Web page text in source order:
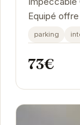
Equipé
explorer
permet...
parking
73€